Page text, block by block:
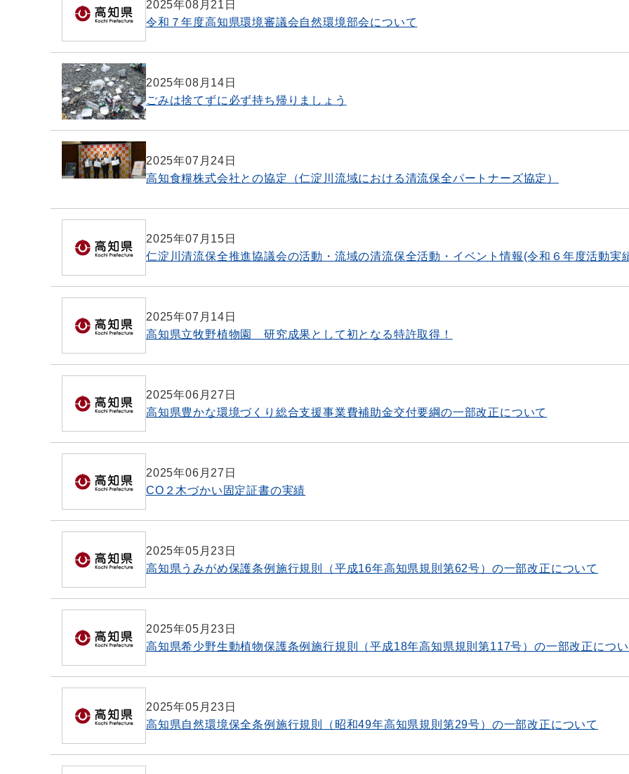
2025年08月21日
令和７年度高知県環境審議会自然環境部会について
2025年08月14日
ごみは捨てずに必ず持ち帰りましょう
2025年07月24日
高知食糧株式会社との協定（仁淀川流域における清流保全パートナーズ協定）
2025年07月15日
仁淀川清流保全推進協議会の活動・流域の清流保全活動・イベント情報(令和６年度活動実
2025年07月14日
高知県立牧野植物園 研究成果として初となる特許取得！
2025年06月27日
高知県豊かな環境づくり総合支援事業費補助金交付要綱の一部改正について
2025年06月27日
CO２木づかい固定証書の実績
2025年05月23日
高知県うみがめ保護条例施行規則（平成16年高知県規則第62号）の一部改正について
2025年05月23日
高知県希少野生動植物保護条例施行規則（平成18年高知県規則第117号）の一部改正につ
2025年05月23日
高知県自然環境保全条例施行規則（昭和49年高知県規則第29号）の一部改正について